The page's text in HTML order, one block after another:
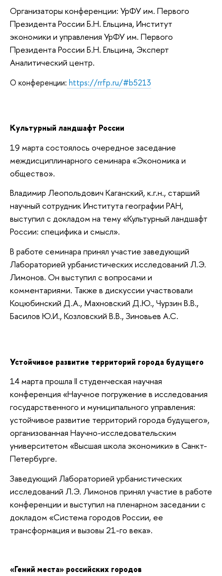
Организаторы конференции: УрФУ им. Первого
Президента России Б.Н. Ельцина, Институт
экономики и управления УрФУ им. Первого
Президента России Б.Н. Ельцина, Эксперт
Аналитический центр.
О конференции: https://rrfp.ru/#b5213
Культурный ландшафт России
19 марта состоялось очередное заседание
междисциплинарного семинара «Экономика и
общество».
Владимир Леопольдович Каганский, к.г.н., старший
научный сотрудник Института географии РАН,
выступил с докладом на тему «Культурный ландшафт
России: специфика и смысл».
В работе семинара принял участие заведующий
Лабораторией урбанистических исследований Л.Э.
Лимонов. Он выступил с вопросами и
комментариями. Также в дискуссии участвовали
Коцюбинский Д.А., Махновский Д.Ю., Чурзин В.В.,
Басилов Ю.И., Козловский В.В., Зиновьев А.С.
Устойчивое развитие территорий города будущего
14 марта прошла II студенческая научная
конференция «Научное погружение в исследования
государственного и муниципального управления:
устойчивое развитие территорий города будущего»,
организованная Научно-исследовательским
университетом «Высшая школа экономики» в Санкт-
Петербурге.
Заведующий Лабораторией урбанистических
исследований Л.Э. Лимонов принял участие в работе
конференции и выступил на пленарном заседании с
докладом «Система городов России, ее
трансформация и вызовы 21-го века».
«Гений места» российских городов